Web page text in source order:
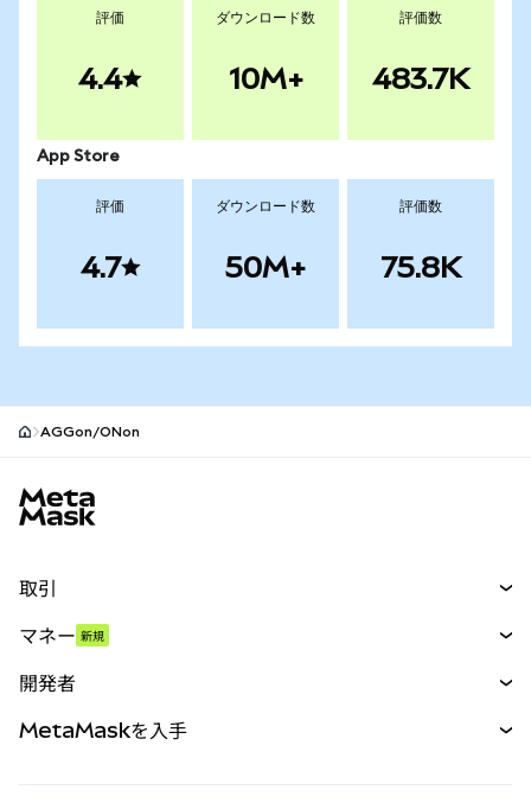
評価
4.4
ダウンロード数
10M+
評価数
483.7K
App Store
評価
4.7
ダウンロード数
50M+
評価数
75.8K
AGGon/ONon
取引
パーペチュアル
RWA
マネー 新規
開発者
MetaMaskを入手